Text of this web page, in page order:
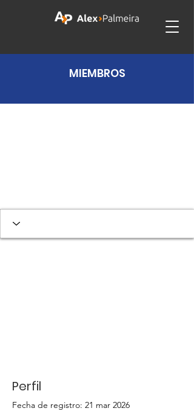
MIEMBROS
Perfil
Fecha de registro: 21 mar 2026